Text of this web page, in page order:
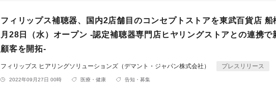
フィリップス補聴器、国内2店舗目のコンセプトストアを東武百貨店 船
月28日（水）オープン -認定補聴器専門店ヒヤリングストアとの連携で
顧客を開拓-
フィリップス ヒアリングソリューションズ（デマント・ジャパン株式会社） プレスリリース
2022年09月27日 00時 医療・健康 告知・募集